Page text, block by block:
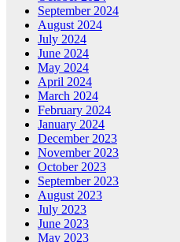
September 2024
August 2024
July 2024
June 2024
May 2024
April 2024
March 2024
February 2024
January 2024
December 2023
November 2023
October 2023
September 2023
August 2023
July 2023
June 2023
May 2023